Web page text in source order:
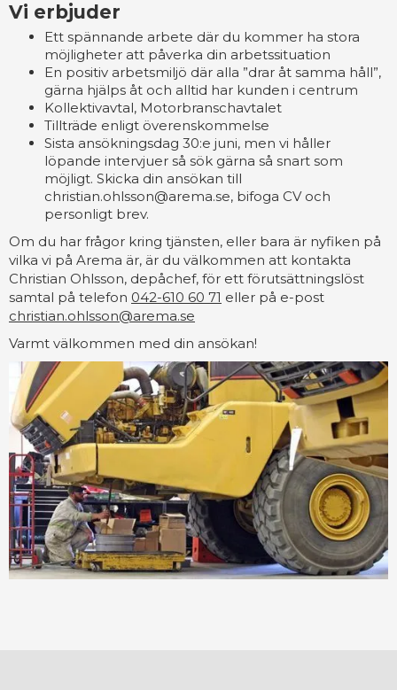
Vi erbjuder
Ett spännande arbete där du kommer ha stora
möjligheter att påverka din arbetssituation
En positiv arbetsmiljö där alla ”drar åt samma håll”,
gärna hjälps åt och alltid har kunden i centrum
Kollektivavtal, Motorbranschavtalet
Tillträde enligt överenskommelse
Sista ansökningsdag 30:e juni, men vi håller
löpande intervjuer så sök gärna så snart som
möjligt. Skicka din ansökan till
christian.ohlsson@arema.se, bifoga CV och
personligt brev.
Om du har frågor kring tjänsten, eller bara är nyfiken på
vilka vi på Arema är, är du välkommen att kontakta
Christian Ohlsson, depåchef, för ett förutsättningslöst
samtal på telefon 042-610 60 71 eller på e-post
christian.ohlsson@arema.se
Varmt välkommen med din ansökan!